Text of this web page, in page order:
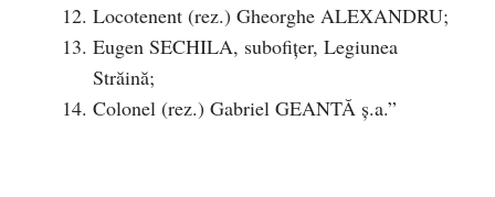
Locotenent (rez.) Gheorghe ALEXANDRU;
Eugen SECHILA, subofițer, Legiunea
Străină;
Colonel (rez.) Gabriel GEANTĂ ș.a.”